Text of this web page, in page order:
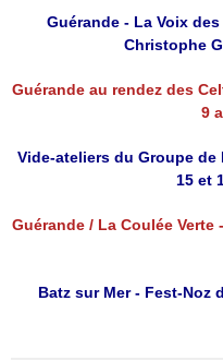
Guérande - La Voix
Christophe
Guérande au rendez des
9
Vide-ateliers du Groupe
15 et
Guérande / La Coulée
Batz sur Mer - Fest-Noz